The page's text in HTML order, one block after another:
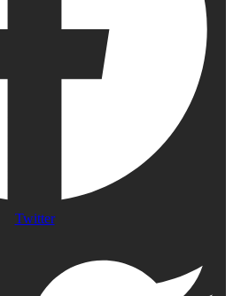
Twitter